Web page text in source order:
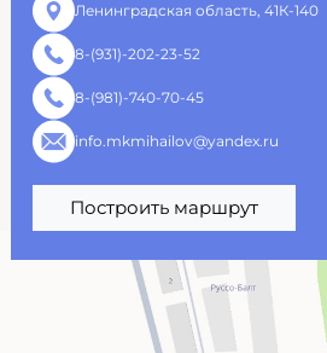
Ленинградская область, 41К-140
8-(931)-202-23-52
8-(981)-740-70-45
info.mkmihailov@yandex.ru
Построить маршрут